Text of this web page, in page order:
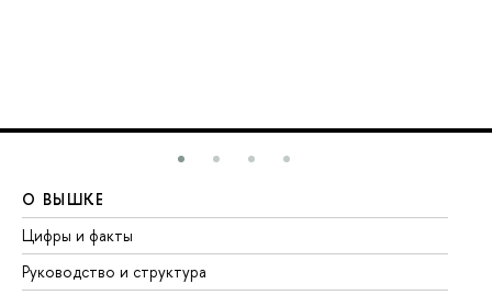
О ВЫШКЕ
Цифры и факты
Руководство и структура